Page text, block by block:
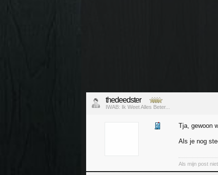
thedeedster
IWAB: Ik Weet Alles Beter...
Tja, gewoon
Als je nog
Als mijn post